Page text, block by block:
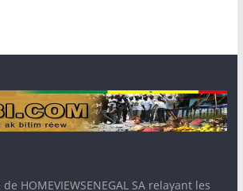
HOMEVIEWSENEGAL SA relayant les